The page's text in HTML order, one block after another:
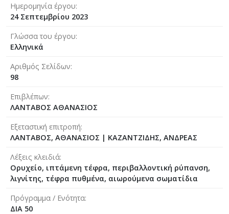
Ημερομηνία έργου
24 Σεπτεμβρίου 2023
Γλώσσα του έργου
Ελληνικά
Αριθμός Σελίδων
98
Επιβλέπων
ΛΑΝΤΑΒΟΣ ΑΘΑΝΑΣΙΟΣ
Εξεταστική επιτροπή
ΛΑΝΤΑΒΟΣ, ΑΘΑΝΑΣΙΟΣ | ΚΑΖΑΝΤΖΙΔΗΣ, ΑΝΔΡΕΑΣ
Λέξεις κλειδιά
Ορυχείο, ιπτάμενη τέφρα, περιβαλλοντική ρύπανση,
λιγνίτης, τέφρα πυθμένα, αιωρούμενα σωματίδια
Πρόγραμμα / Ενότητα
ΔΙΑ 50